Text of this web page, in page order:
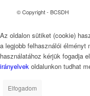
© Copyright - BCSDH
Az oldalon sütiket (cookie)
a legjobb felhasználói élményt
használatához kérjük fogadja
irányelvek oldalunkon tudhat
Elfogadom